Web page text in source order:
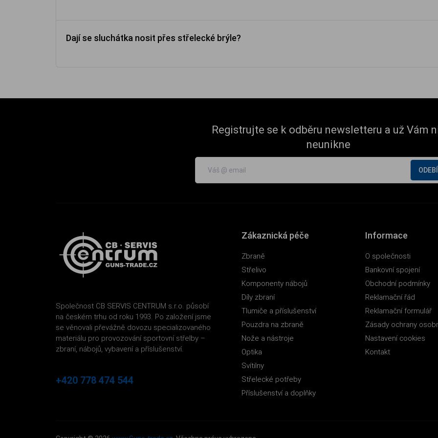
Dají se sluchátka nosit přes střelecké brýle?
Registrujte se k odběru newsletteru a už Vám
neunikne
Společnost CB SERVIS CENTRUM s.r.o. působí
na českém trhu od roku 1993. Po založení jsme
se věnovali převážně dovozu specializovaného
materiálu pro provozování sportovní střelby –
zbraní, nábojů, vybavení a příslušenství.
+420 778 474 544
Zákaznická péče
Zbraně
Střelivo
Komponenty nábojů
Díly zbraní
Tlumiče a příslušenství
Pouzdra na zbraně
Nože a nástroje
Optika
Svítilny
Střelecké potřeby
Příslušenství a doplňky
Informace
O společnosti
Bankovní spojení
Obchodní podmínky
Reklamační řád
Reklamační formulář
Zásady ochrany
Nastavení cookies
Kontakt